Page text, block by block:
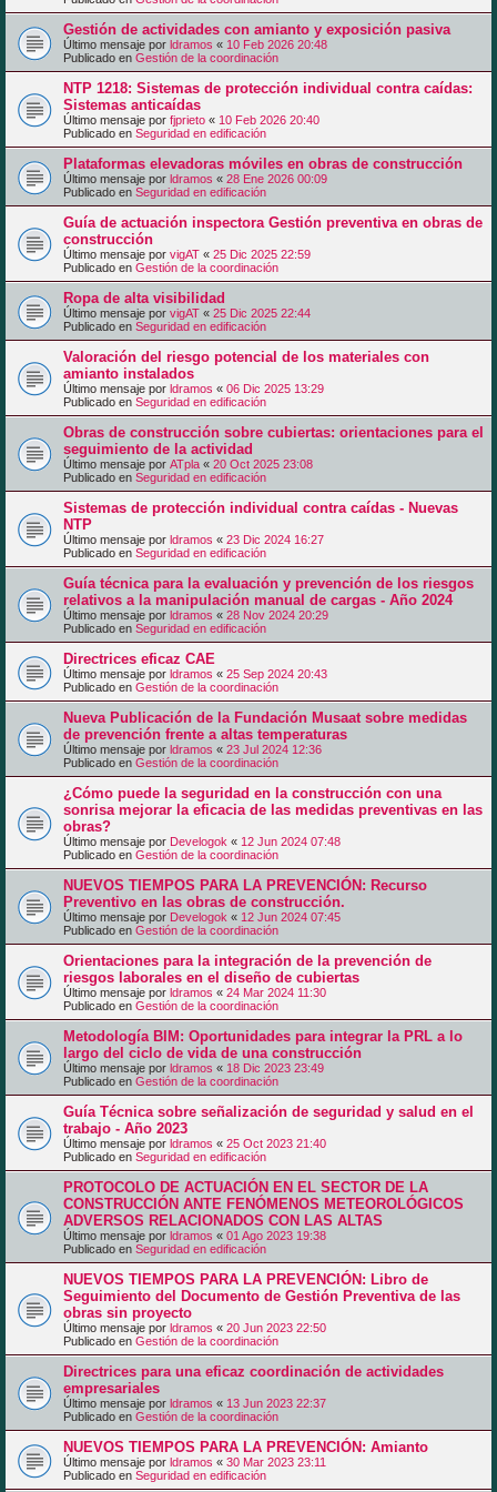
Gestión de actividades con amianto y exposición pasiva
Último mensaje por ldramos « 10 Feb 2026 20:48
Publicado en Gestión de la coordinación
NTP 1218: Sistemas de protección individual contra caídas:
Sistemas anticaídas
Último mensaje por fjprieto « 10 Feb 2026 20:40
Publicado en Seguridad en edificación
Plataformas elevadoras móviles en obras de construcción
Último mensaje por ldramos « 28 Ene 2026 00:09
Publicado en Seguridad en edificación
Guía de actuación inspectora Gestión preventiva en obras de
construcción
Último mensaje por vigAT « 25 Dic 2025 22:59
Publicado en Gestión de la coordinación
Ropa de alta visibilidad
Último mensaje por vigAT « 25 Dic 2025 22:44
Publicado en Seguridad en edificación
Valoración del riesgo potencial de los materiales con
amianto instalados
Último mensaje por ldramos « 06 Dic 2025 13:29
Publicado en Seguridad en edificación
Obras de construcción sobre cubiertas: orientaciones para el
seguimiento de la actividad
Último mensaje por ATpla « 20 Oct 2025 23:08
Publicado en Seguridad en edificación
Sistemas de protección individual contra caídas - Nuevas
NTP
Último mensaje por ldramos « 23 Dic 2024 16:27
Publicado en Seguridad en edificación
Guía técnica para la evaluación y prevención de los riesgos
relativos a la manipulación manual de cargas - Año 2024
Último mensaje por ldramos « 28 Nov 2024 20:29
Publicado en Seguridad en edificación
Directrices eficaz CAE
Último mensaje por ldramos « 25 Sep 2024 20:43
Publicado en Gestión de la coordinación
Nueva Publicación de la Fundación Musaat sobre medidas
de prevención frente a altas temperaturas
Último mensaje por ldramos « 23 Jul 2024 12:36
Publicado en Gestión de la coordinación
¿Cómo puede la seguridad en la construcción con una
sonrisa mejorar la eficacia de las medidas preventivas en las
obras?
Último mensaje por Develogok « 12 Jun 2024 07:48
Publicado en Gestión de la coordinación
NUEVOS TIEMPOS PARA LA PREVENCIÓN: Recurso
Preventivo en las obras de construcción.
Último mensaje por Develogok « 12 Jun 2024 07:45
Publicado en Gestión de la coordinación
Orientaciones para la integración de la prevención de
riesgos laborales en el diseño de cubiertas
Último mensaje por ldramos « 24 Mar 2024 11:30
Publicado en Gestión de la coordinación
Metodología BIM: Oportunidades para integrar la PRL a lo
largo del ciclo de vida de una construcción
Último mensaje por ldramos « 18 Dic 2023 23:49
Publicado en Gestión de la coordinación
Guía Técnica sobre señalización de seguridad y salud en el
trabajo - Año 2023
Último mensaje por ldramos « 25 Oct 2023 21:40
Publicado en Seguridad en edificación
PROTOCOLO DE ACTUACIÓN EN EL SECTOR DE LA
CONSTRUCCIÓN ANTE FENÓMENOS METEOROLÓGICOS
ADVERSOS RELACIONADOS CON LAS ALTAS
Último mensaje por ldramos « 01 Ago 2023 19:38
Publicado en Seguridad en edificación
NUEVOS TIEMPOS PARA LA PREVENCIÓN: Libro de
Seguimiento del Documento de Gestión Preventiva de las
obras sin proyecto
Último mensaje por ldramos « 20 Jun 2023 22:50
Publicado en Gestión de la coordinación
Directrices para una eficaz coordinación de actividades
empresariales
Último mensaje por ldramos « 13 Jun 2023 22:37
Publicado en Gestión de la coordinación
NUEVOS TIEMPOS PARA LA PREVENCIÓN: Amianto
Último mensaje por ldramos « 30 Mar 2023 23:11
Publicado en Seguridad en edificación